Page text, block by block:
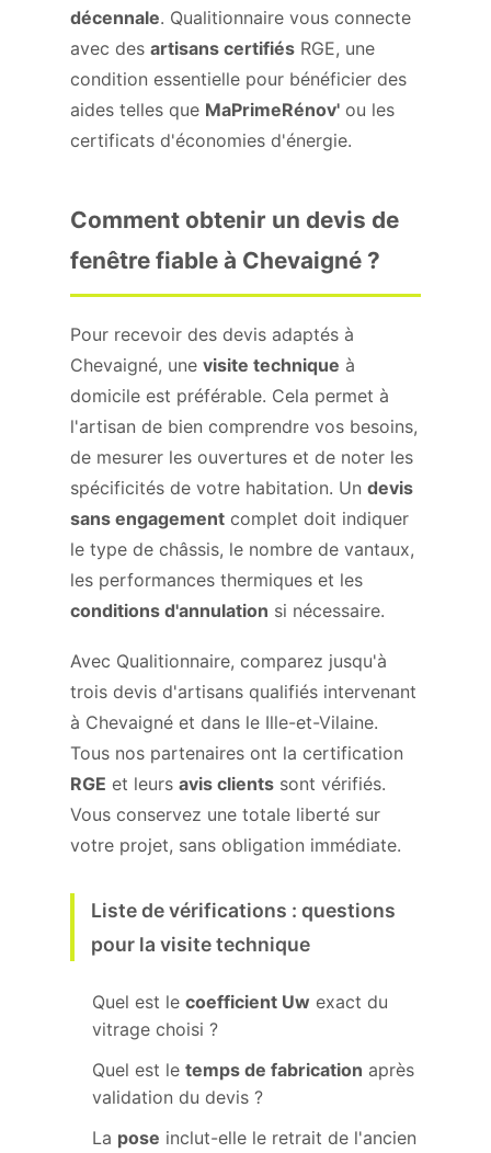
décennale. Qualitionnaire vous connecte
avec des artisans certifiés RGE, une
condition essentielle pour bénéficier des
aides telles que MaPrimeRénov' ou les
certificats d'économies d'énergie.
Comment obtenir un devis de
fenêtre fiable à Chevaigné ?
Pour recevoir des devis adaptés à
Chevaigné, une visite technique à
domicile est préférable. Cela permet à
l'artisan de bien comprendre vos besoins,
de mesurer les ouvertures et de noter les
spécificités de votre habitation. Un devis
sans engagement complet doit indiquer
le type de châssis, le nombre de vantaux,
les performances thermiques et les
conditions d'annulation si nécessaire.
Avec Qualitionnaire, comparez jusqu'à
trois devis d'artisans qualifiés intervenant
à Chevaigné et dans le Ille-et-Vilaine.
Tous nos partenaires ont la certification
RGE et leurs avis clients sont vérifiés.
Vous conservez une totale liberté sur
votre projet, sans obligation immédiate.
Liste de vérifications : questions
pour la visite technique
Quel est le coefficient Uw exact du
vitrage choisi ?
Quel est le temps de fabrication après
validation du devis ?
La pose inclut-elle le retrait de l'ancien